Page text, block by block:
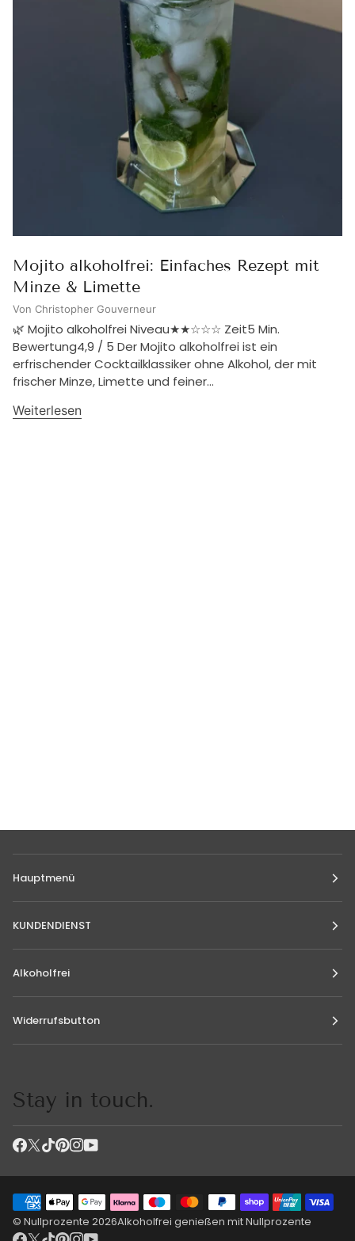
Mojito alkoholfrei: Einfaches Rezept mit
Minze & Limette
Von Christopher Gouverneur
🌿 Mojito alkoholfrei Niveau★★☆☆☆ Zeit5 Min.
Bewertung4,9 / 5 Der Mojito alkoholfrei ist ein
erfrischender Cocktailklassiker ohne Alkohol, der mit
frischer Minze, Limette und feiner...
Weiterlesen
Hauptmenü
KUNDENDIENST
Alkoholfrei
Widerrufsbutton
Stay in touch.
© Nullprozente 2026Alkoholfrei genießen mit Nullprozente